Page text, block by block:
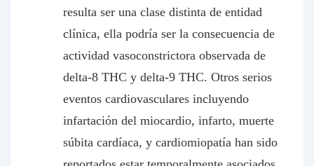
resulta ser una clase distinta de entidad
clínica, ella podría ser la consecuencia de
actividad vasoconstrictora observada de
delta-8 THC y delta-9 THC. Otros serios
eventos cardiovasculares incluyendo
infartación del miocardio, infarto, muerte
súbita cardíaca, y cardiomiopatía han sido